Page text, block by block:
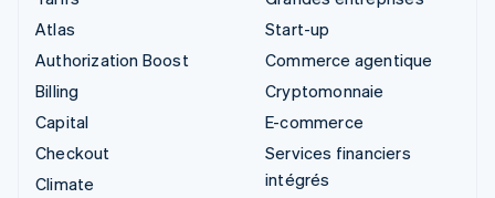
Atlas
Authorization Boost
Billing
Capital
Checkout
Climate
Start-up
Commerce agentique
Cryptomonnaie
E-commerce
Services financiers
intégrés